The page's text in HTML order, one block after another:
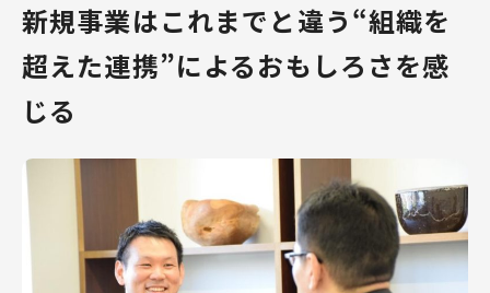
新規事業はこれまでと違う“組織を
超えた連携”によるおもしろさを感
じる